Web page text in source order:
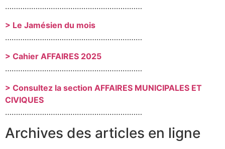
………………………………………………………
> Le Jamésien du mois
………………………………………………………
> Cahier AFFAIRES 2025
………………………………………………………
> Consultez la section AFFAIRES MUNICIPALES ET
CIVIQUES
………………………………………………………
Archives des articles en ligne